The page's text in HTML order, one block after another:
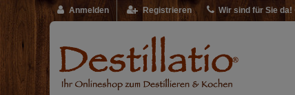
Anmelden Registrieren Wir sind für Sie da!